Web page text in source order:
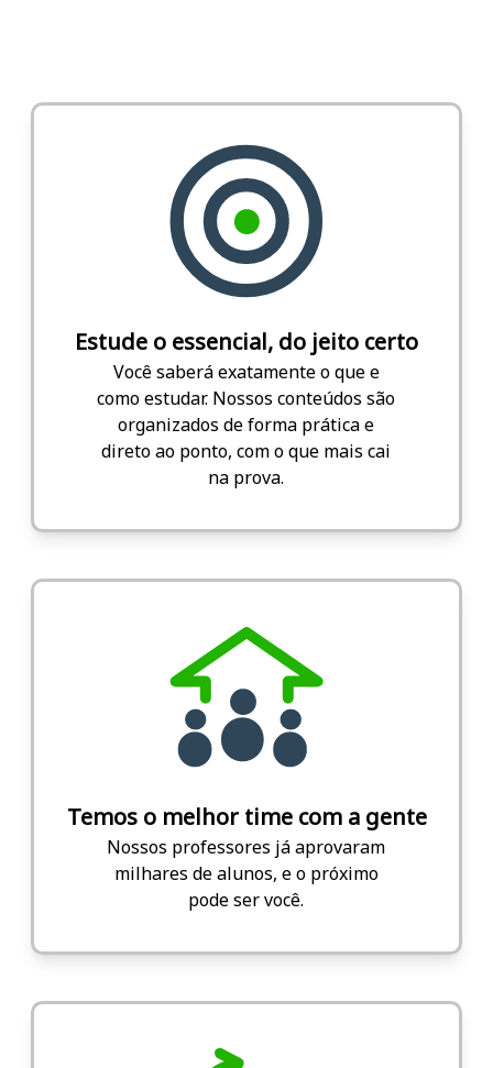
Estude o essencial, do jeito certo
Você saberá exatamente o que e
como estudar. Nossos conteúdos são
organizados de forma prática e
direto ao ponto, com o que mais cai
na prova.
Temos o melhor time com a gente
Nossos professores já aprovaram
milhares de alunos, e o próximo
pode ser você.